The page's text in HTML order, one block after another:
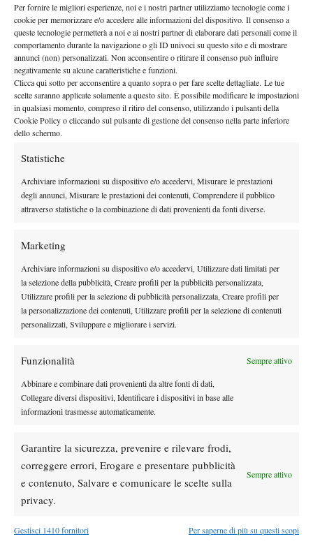
Per fornire le migliori esperienze, noi e i nostri partner utilizziamo tecnologie come i
cookie per memorizzare e/o accedere alle informazioni del dispositivo. Il consenso a
queste tecnologie permetterà a noi e ai nostri partner di elaborare dati personali come il
comportamento durante la navigazione o gli ID univoci su questo sito e di mostrare
annunci (non) personalizzati. Non acconsentire o ritirare il consenso può influire
negativamente su alcune caratteristiche e funzioni.
Clicca qui sotto per acconsentire a quanto sopra o per fare scelte dettagliate. Le tue
scelte saranno applicate solamente a questo sito. È possibile modificare le impostazioni
in qualsiasi momento, compreso il ritiro del consenso, utilizzando i pulsanti della
Cookie Policy o cliccando sul pulsante di gestione del consenso nella parte inferiore
dello schermo.
Statistiche
Archiviare informazioni su dispositivo e/o accedervi, Misurare le prestazioni
degli annunci, Misurare le prestazioni dei contenuti, Comprendere il pubblico
attraverso statistiche o la combinazione di dati provenienti da fonti diverse.
Marketing
Archiviare informazioni su dispositivo e/o accedervi, Utilizzare dati limitati per
la selezione della pubblicità, Creare profili per la pubblicità personalizzata,
Utilizzare profili per la selezione di pubblicità personalizzata, Creare profili per
la personalizzazione dei contenuti, Utilizzare profili per la selezione di contenuti
personalizzati, Sviluppare e migliorare i servizi.
Funzionalità Sempre attivo
Abbinare e combinare dati provenienti da altre fonti di dati,
Collegare diversi dispositivi, Identificare i dispositivi in base alle
informazioni trasmesse automaticamente.
Garantire la sicurezza, prevenire e rilevare frodi,
correggere errori, Erogare e presentare pubblicità
e contenuto, Salvare e comunicare le scelte sulla
privacy.
Sempre attivo
Gestisci 1410 fornitori Per saperne di più su questi scopi
Escluso il tentativo di rimonta del terzo set, la partita ha
purtroppo dato poco pane per i denti del pubblico: il tennis
brillante e affilato del campione delloUS Open 2014non si è
visto, causa un livello incostante in questo finale di carriera.
D’altro canto, il campione2021dello Slam newyorchese è parso
in un buon stato psicofisico, cosa non scontata nell’ultimo paio
d’anni di Slam. Al secondo turno, Medvedev se la vedrà con
approfittato del ritiro di
La testa di serie numero 8 del torneo si trova nel quarto di
tabellone diJannik Sinner.
DI TENDENZA
News
News Wta
Paolini salta il WTA 1000 di Cincinnati, non
Atp News
Masters 1000 Montreal 2026: programma,